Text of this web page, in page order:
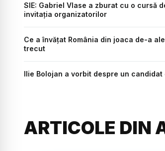
SIE: Gabriel Vlase a zburat cu o cursă
invitația organizatorilor
Ce a învățat România din joaca de-a
trecut
Ilie Bolojan a vorbit despre un
ARTICOLE DIN